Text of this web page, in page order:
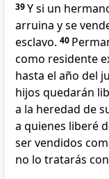
39Y si un
arruina y se
esclavo. 40
como residente
hasta el año del
hijos quedarán
a la heredad de
a quienes liberé
ser vendidos
no lo tratarás